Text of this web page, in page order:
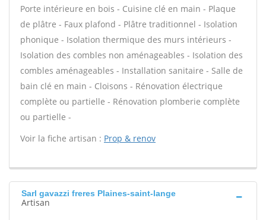
Porte intérieure en bois - Cuisine clé en main - Plaque
de plâtre - Faux plafond - Plâtre traditionnel - Isolation
phonique - Isolation thermique des murs intérieurs -
Isolation des combles non aménageables - Isolation des
combles aménageables - Installation sanitaire - Salle de
bain clé en main - Cloisons - Rénovation électrique
complète ou partielle - Rénovation plomberie complète
ou partielle -
Voir la fiche artisan : Prop & renov
Sarl gavazzi freres Plaines-saint-lange
Artisan